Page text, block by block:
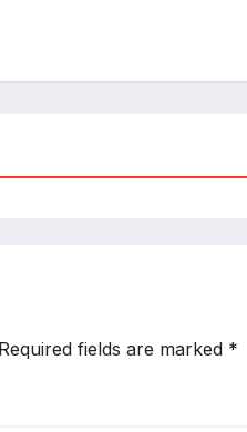
Required fields are marked *